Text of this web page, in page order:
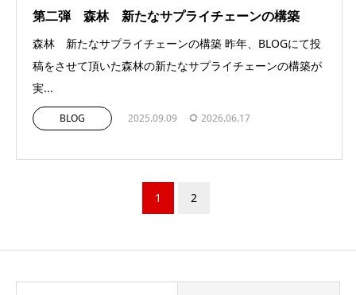
第二弾 森林 新たなサプライチェーンの構築
森林 新たなサプライチェーンの構築 昨年、BLOGにて投
稿をさせて頂いた森林の新たなサプライチェーンの構築が
実...
BLOG 2025.09.09 2026.06.17
1 2